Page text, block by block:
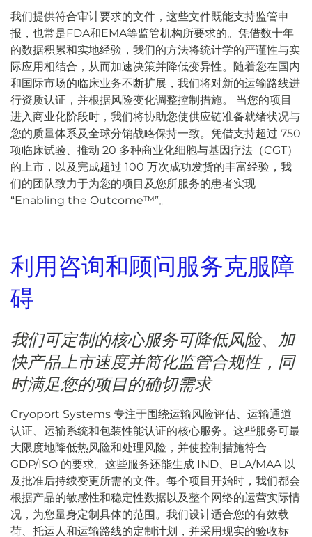
我们提供符合审计要求的文件，这些文件既能支持监管申
报，也常是FDA和EMA等监管机构所要求的。凭借数十年
的数据积累和实地经验，我们的方法将统计学的严谨性与实
际应用相结合，从而加速决策并降低变异性。随着您在国内
和国际市场的临床业务不断扩展，我们将对新的运输路线进
行资质认证，并根据风险变化调整控制措施。 当您的项目
进入商业化阶段时，我们将协助您使供应链准备就绪状况与
您的质量体系及全球分销战略保持一致。凭借支持超过 750
项临床试验、推动 20 多种商业化细胞与基因疗法（CGT）
的上市，以及完成超过 100 万次成功发货的丰富经验，我
们的团队致力于为您的项目及您所服务的患者实现
“Enabling the Outcome™”。
利用咨询和顾问服务克服障
碍
我们可定制的核心服务可降低风险、加
快产品上市速度并简化监管合规性，同
时满足您的项目的确切需求
Cryoport Systems 专注于围绕运输风险评估、运输通道
认证、运输系统和包装性能认证的核心服务。这些服务可最
大限度地降低热风险和处理风险，并使控制措施符合
GDP/ISO 的要求。这些服务还能生成 IND、BLA/MAA 以
及批准后持续变更所需的文件。每个项目开始时，我们都会
根据产品的敏感性和稳定性数据以及整个网络的运营实际情
况，为您量身定制具体的范围。我们设计适合您的有效载
荷、托运人和运输路线的定制计划，并采用现实的验收标